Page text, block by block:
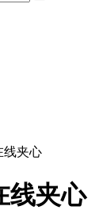
线夹心
线夹心